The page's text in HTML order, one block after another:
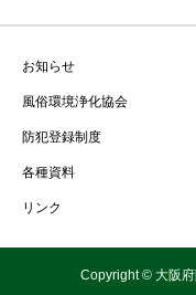
お知らせ
風俗環境浄化協会
防犯登録制度
各種資料
リンク
Copyright © 大阪